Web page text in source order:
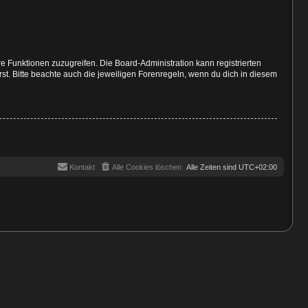
Funktionen zuzugreifen. Die Board-Administration kann registrierten
Bitte beachte auch die jeweiligen Forenregeln, wenn du dich in diesem
Alle Zeiten sind UTC+02:00
Alle Cookies löschen
Kontakt